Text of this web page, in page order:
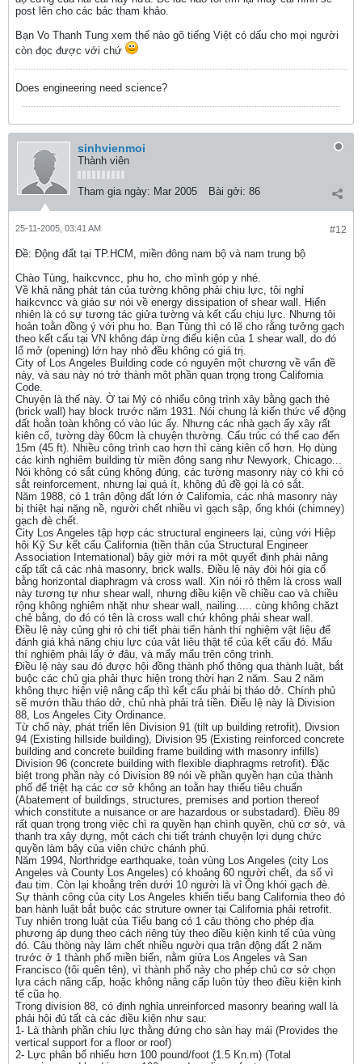
post lên cho các bác tham khảo.
Bạn Vo Thanh Tung xem thế nào gõ tiếng Việt có dấu cho mọi người
còn đọc được với chứ
Does engineering need science?
sinhvienmoi
Thành viên
Tham gia ngày: Mar 2005 Bài gởi: 86
#12
25-11-2005, 03:41 AM
Ðề: Động đất tại TP.HCM, miền đông nam bộ và nam trung bộ
Chào Tùng, haikcvncc, phu ho, cho mình góp y nhé.
Về khả năng phát tán của tường không phải chịu lực, tôi nghỉ
haikcvncc và giáo sư nói về energy dissipation of shear wall. Hiển
nhiên là có sự tương tác giửa tường và kết cấu chịu lực. Nhưng tôi
hoàn toằn đồng ý với phu ho. Bạn Tùng thì có lẽ cho rằng tưởng gạch
theo kết cấu tại VN không đáp ừng điếu kiện của 1 shear wall, do đó
lổ mở (opening) lớn hay nhỏ đều không có giá trị.
City of Los Angeles Building code có nguyên một chương về vấn đề
này, và sau này nó trở thành môt phần quan trọng trong California
Code.
Chuyện là thế này. Ờ tai Mỷ có nhiểu công trình xây bằng gạch thẻ
(brick wall) hay block trước năm 1931. Nói chung là kiến thức vể động
đất hoằn toàn không có vào lúc ấy. Nhưng các nhà gạch ấy xây rất
kiên cố, tường dày 60cm là chuyện thường. Cấu trúc có thể cao đến
15m (45 ft). Nhiều công trình cao hơn thì càng kiên cố hơn. Họ dùng
các kinh nghiêm building từ miền đông sang như Newyork, Chicago...
Nói không có sắt củng không đúng, các tường masonry này có khi có
sắt reinforcement, nhưng lại quá ít, không đủ đề gọi là có sắt.
Năm 1988, có 1 trận động đất lớn ở California, các nhà masonry này
bị thiệt hại nặng nề, người chết nhiều vì gạch sập, ống khói (chimney)
gạch đè chết.
City Los Angeles tập hợp các structural engineers lại, cùng với Hiệp
hôi Kỹ Sư kết cấu California (tiền thân của Structural Engineer
Association International) bây giờ mới ra một quyết định phải nâng
cấp tất cả các nhà masonry, brick walls. Điều lệ này đòi hỏi gia cố
bằng horizontal diaphragm và cross wall. Xin nói rỏ thêm là cross wall
này tương tự như shear wall, nhưng điều kiện về chiều cao và chiều
rộng không nghiêm nhặt như shear wall, nailing..... cùng không chăzt
chẻ bằng, do đó có tên là cross wall chứ không phải shear wall.
Điều lệ này củng ghi rỏ chi tiết phài tiến hành thí nghiệm vật liệu để
đánh giá khả năng chịu lực của vât liêu thật tế của kết cấu đó. Mẩu
thí nghiệm phải lấy ở đâu, và mấy mẩu trên công trình.
Điều lệ này sau đó được hội đồng thành phố thông qua thành luật, bắt
buộc các chủ gia phải thực hiện trong thời hạn 2 năm. Sau 2 năm
không thực hiện việ nâng cấp thì kết cấu phải bị tháo dở. Chính phủ
sẽ mướn thầu tháo dở, chủ nhà phải trả tiền. Điếu lệ này là Division
88, Los Angeles City Ordinance.
Từ chổ này, phát triển lên Division 91 (tilt up building retrofit), Divsion
94 (Existing hillside building), Division 95 (Existing reinforced concrete
building and concrete building frame building with masonry infills)
Division 96 (concrete building with flexible diaphragms retrofit). Đặc
biệt trong phần này có Division 89 nói về phần quyền hạn của thành
phố để triệt hạ các cơ sở không an toằn hay thiếu tiêu chuẩn
(Abatement of buildings, structures, premises and portion thereof
which constitute a nuisance or are hazardous or substadard). Điều 89
rất quan trọng trong việc chì ra quyền hạn chình quyền, chủ cơ sở, và
thanh tra xây dựng, một cách chi tiết tránh chuyện lợi dụng chức
quyền làm bậy của viên chức chánh phủ.
Năm 1994, Northridge earthquake, toàn vùng Los Angeles (city Los
Angeles và County Los Angeles) có khoảng 60 người chết, đa số vì
đau tim. Còn lại khoẳng trên dưới 10 người là vỉ Ông khói gạch đè.
Sự thành công của city Los Angeles khiến tiểu bang California theo đó
ban hành luật bắt buộc các struture owner tại California phải retrofit.
Tuy nhiên trong luật của Tiểu bang có 1 câu thòng cho phép địa
phương áp dụng theo cách riêng tùy theo điều kiện kinh tế của vùng
đó. Câu thòng này làm chết nhiều người qua trận động đất 2 năm
trước ở 1 thành phố miền biển, nằm giửa Los Angeles và San
Francisco (tôi quên tên), vì thành phố này cho phép chủ cơ sở chọn
lựa cách nâng cấp, hoặc không nâng cấp luôn tùy theo điều kiện kinh
tế cũa họ.
Trong division 88, có định nghỉa unreinforced masonry bearing wall là
phải hội đủ tất cà các điều kiện như sau:
1- Là thành phần chiu lực thằng đứng cho sàn hay mái (Provides the
vertical support for a floor or roof)
2- Lực phân bố nhiếu hơn 100 pound/foot (1.5 Kn.m) (Total